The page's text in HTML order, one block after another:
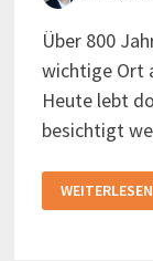
Über 800
wichtige Ort
Heute lebt
besichtigt
ALTSTADT
WEITERLESEN